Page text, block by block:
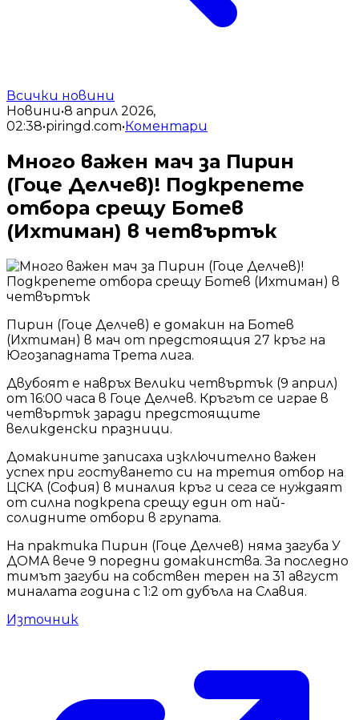
Всички новини
Новини•8 април 2026,
02:38•piringd.com•Коментари
Много важен мач за Пирин
(Гоце Делчев)! Подкрепете
отбора срещу Ботев
(Ихтиман) в четвъртък
Пирин (Гоце Делчев) е домакин на Ботев
(Ихтиман) в мач от предстоящия 27 кръг на
Югозападната Трета лига.
Двубоят е навръх Велики четвъртък (9 април)
от 16:00 часа в Гоце Делчев. Кръгът се играе в
четвъртък заради предстоящите
великденски празници.
Домакините записаха изключително важен
успех при гостуването си на третия отбор на
ЦСКА (София) в миналия кръг и сега се нуждаят
от силна подкрепа срещу един от най-
солидните отбори в групата.
На практика Пирин (Гоце Делчев) няма загуба У
ДОМА вече 9 поредни домакинства. За последно
тимът загуби на собствен терен на 31 август
миналата година с 1:2 от дубъла на Славия.
Източник